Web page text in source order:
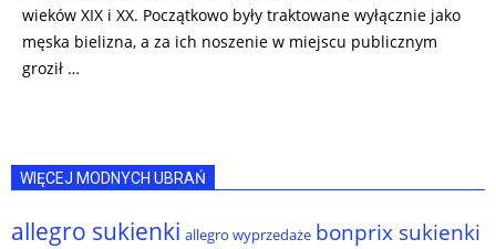
wieków XIX i XX. Początkowo były traktowane wyłącznie jako
męska bielizna, a za ich noszenie w miejscu publicznym
groził …
WIĘCEJ MODNYCH UBRAŃ
allegro sukienki allegro wyprzedaże bonprix sukienki